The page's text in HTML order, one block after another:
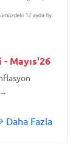
Mayıs'26
Daha Fazla